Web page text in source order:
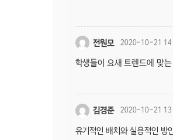
전원모 2020-10-21
학생들이 요새 트렌드에 맞
김경준 2020-10-21
유기적인 배치와 실용적인 방